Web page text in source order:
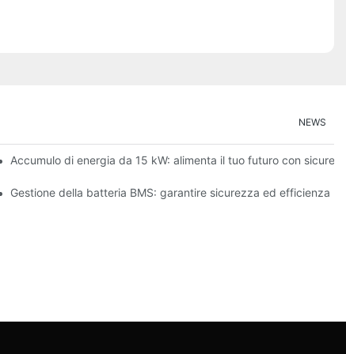
NEWS
rinnovabili
Accumulo di energia da 15 kW: alimenta il tuo futuro con
di energia
Gestione della batteria BMS: garantire sicurezza ed efficienza